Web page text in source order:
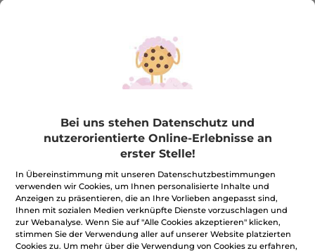
FILTER SORTIEREN NACH
100%unserer Aktivstoffe
sindpflanzlich
Wir bewirtschaften
unsere Felder
biologisch
Bei uns stehen Datenschutz und
nutzerorientierte Online-Erlebnisse an
erster Stelle!
In Übereinstimmung mit unseren Datenschutzbestimmungen
verwenden wir Cookies, um Ihnen personalisierte Inhalte und
Anzeigen zu präsentieren, die an Ihre Vorlieben angepasst sind,
Ihnen mit sozialen Medien verknüpfte Dienste vorzuschlagen und
zur Webanalyse. Wenn Sie auf "Alle Cookies akzeptieren" klicken,
stimmen Sie der Verwendung aller auf unserer Website platzierten
Cookies zu. Um mehr über die Verwendung von Cookies zu erfahren,